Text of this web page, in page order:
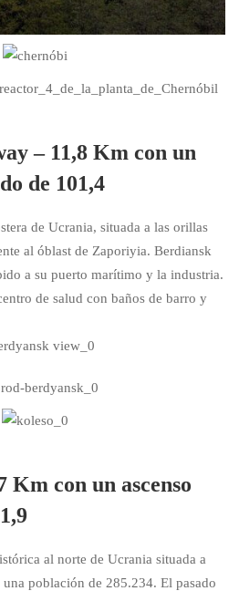
– 11,8 Km con un
de 101,4
de Ucrania, situada a las orillas
al óblast de Zaporiyia. Berdiansk
a su puerto marítimo y la industria.
de salud con baños de barro y
Km con un ascenso
al norte de Ucrania situada a
población de 285.234. El pasado